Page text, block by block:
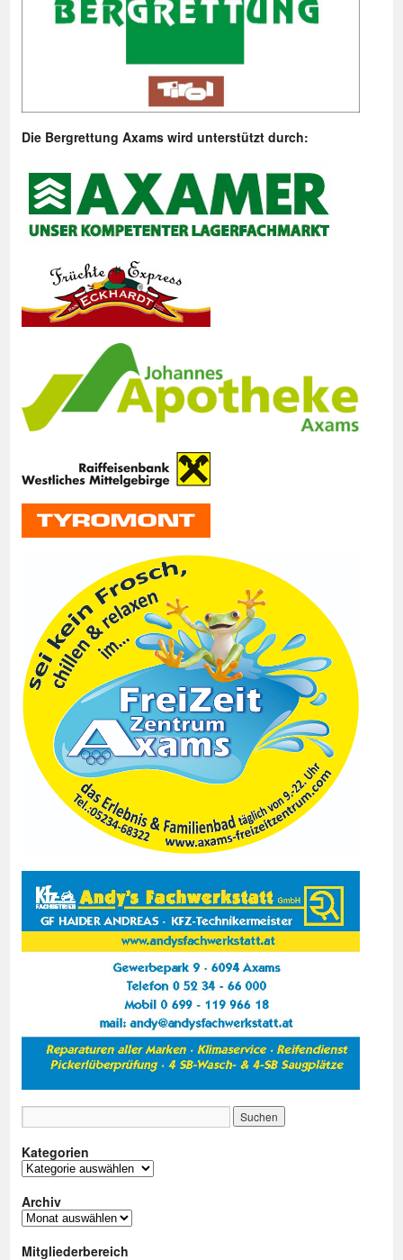
Die Bergrettung Axams wird unterstützt durch:
Kategorien
Kategorien
Archiv
Archiv
Mitgliederbereich